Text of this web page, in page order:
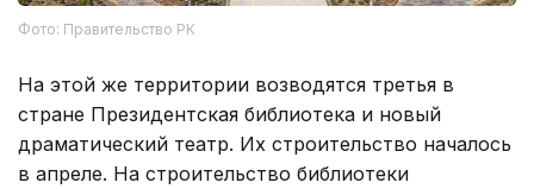
Фото: Правительство РК
На этой же территории возводятся третья в
стране Президентская библиотека и новый
драматический театр. Их строительство началось
в апреле. На строительство библиотеки